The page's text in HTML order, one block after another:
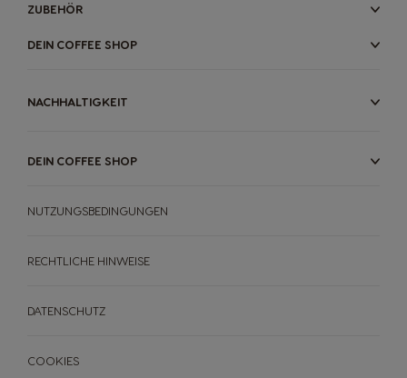
ZUBEHÖR
DEIN COFFEE SHOP
NACHHALTIGKEIT
DEIN COFFEE SHOP
NUTZUNGSBEDINGUNGEN
RECHTLICHE HINWEISE
DATENSCHUTZ
COOKIES